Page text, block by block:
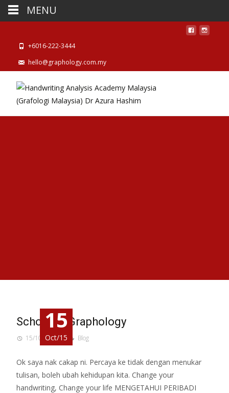
+6016-222-3444
hello@graphology.com.my
15
Oct/15
School of Graphology
15/10/2015 Blog
Ok saya nak cakap ni. Percaya ke tidak dengan menukar
tulisan, boleh ubah kehidupan kita. Change your
handwriting, Change your life MENGETAHUI PERIBADI
MENU